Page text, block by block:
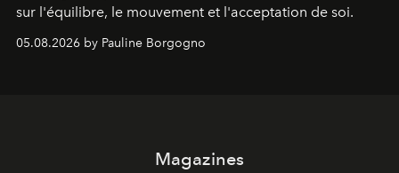
sur l'équilibre, le mouvement et l'acceptation de soi.
05.08.2026 by Pauline Borgogno
Magazines